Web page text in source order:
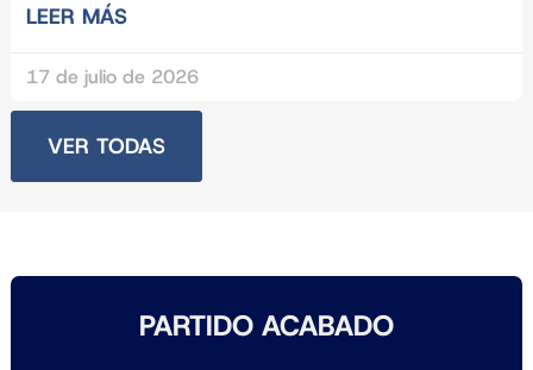
LEER MÁS
17 de julio de 2026
VER TODAS
PARTIDO ACABADO